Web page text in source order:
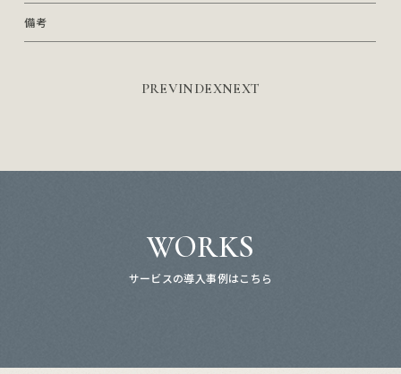
備考
PREVINDEXNEXT
WORKS
サービスの導入事例はこちら